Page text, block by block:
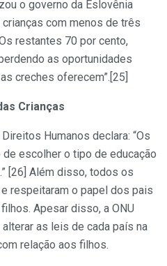
o governo da Eslovênia
com menos de três
restantes 70 por cento,
as oportunidades
creches oferecem”.[25]
Crianças
Humanos declara: “Os
escolher o tipo de educação
[26] Além disso, todos os
respeitaram o papel dos pais
Apesar disso, a ONU
as leis de cada país na
relação aos filhos.